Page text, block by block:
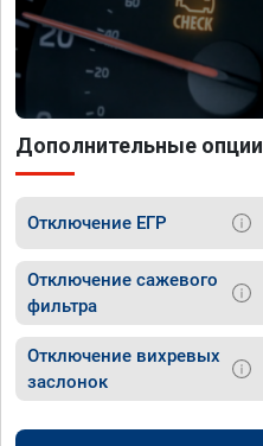
Дополнительные
Отключение ЕГР
Отключение сажевого
фильтра
Отключение вихревых
заслонок